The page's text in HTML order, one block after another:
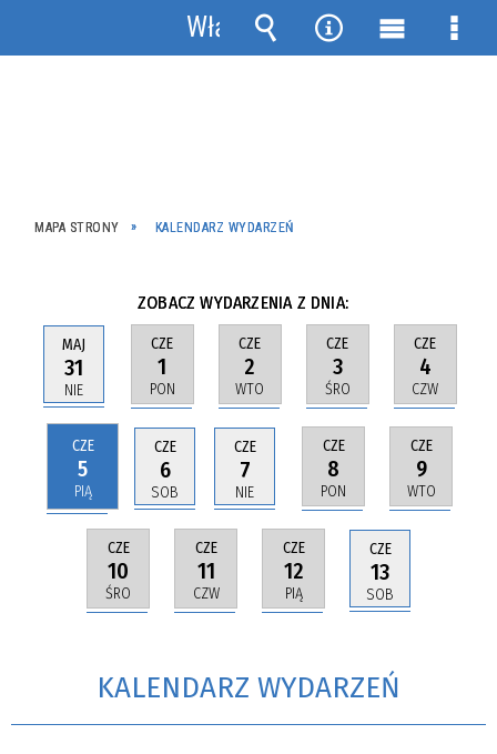
MAPA STRONY KALENDARZ WYDARZEŃ
ZOBACZ WYDARZENIA Z DNIA:
MAJ
31
NIE
CZE
1
PON
CZE
2
WTO
CZE
3
ŚRO
CZE
4
CZW
CZE
5
PIĄ
CZE
6
SOB
CZE
7
NIE
CZE
8
PON
CZE
9
WTO
CZE
10
ŚRO
CZE
11
CZW
CZE
12
PIĄ
CZE
13
SOB
KALENDARZ WYDARZEŃ
Włącz
powiadomienia
Wyszukiwarka
Narzędzia
Menu